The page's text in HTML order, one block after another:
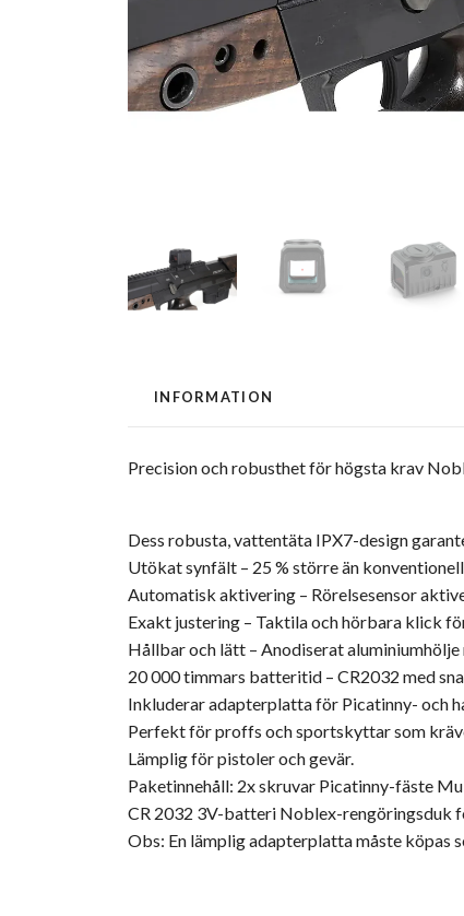
INFORMATION
Precision och robusthet för högsta krav
Dess robusta, vattentäta IPX7-design
Utökat synfält – 25 % större än
Automatisk aktivering – Rörelsesensor
Exakt justering – Taktila och hörbara klick
Hållbar och lätt – Anodiserat
20 000 timmars batteritid – CR2032 med
Inkluderar adapterplatta för Picatinny- och
Perfekt för proffs och sportskyttar som
Lämplig för pistoler och gevär.
Paketinnehåll: 2x skruvar Picatinny-fäste
CR 2032 3V-batteri Noblex-rengöringsduk
Obs: En lämplig adapterplatta måste köpas